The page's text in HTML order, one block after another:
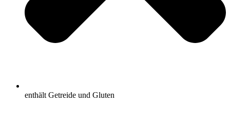
enthält Getreide und Gluten